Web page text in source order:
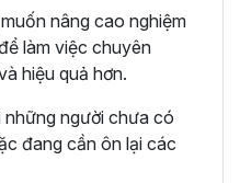
nâng cao nghiệm
làm việc chuyên
hiệu quả hơn.
người chưa có
đang cần ôn lại các